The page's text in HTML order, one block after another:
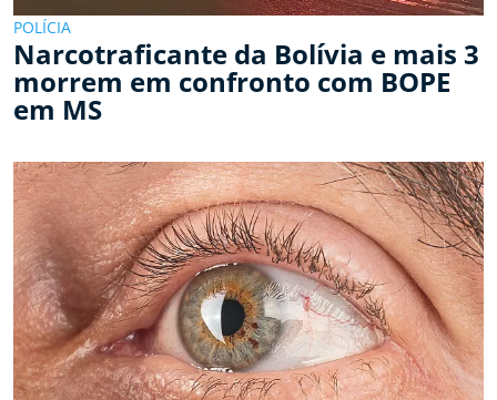
POLÍCIA
Narcotraficante da Bolívia e mais 3
morrem em confronto com BOPE
em MS